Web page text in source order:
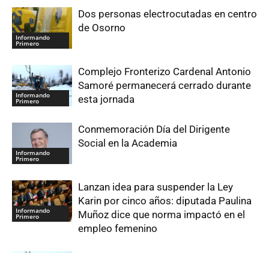
Informando
Primero
Dos personas electrocutadas en centro
de Osorno
Informando
Primero
Complejo Fronterizo Cardenal Antonio
Samoré permanecerá cerrado durante
esta jornada
Informando
Primero
Conmemoración Día del Dirigente
Social en la Academia
Informando
Primero
Lanzan idea para suspender la Ley
Karin por cinco años: diputada Paulina
Muñoz dice que norma impactó en el
empleo femenino